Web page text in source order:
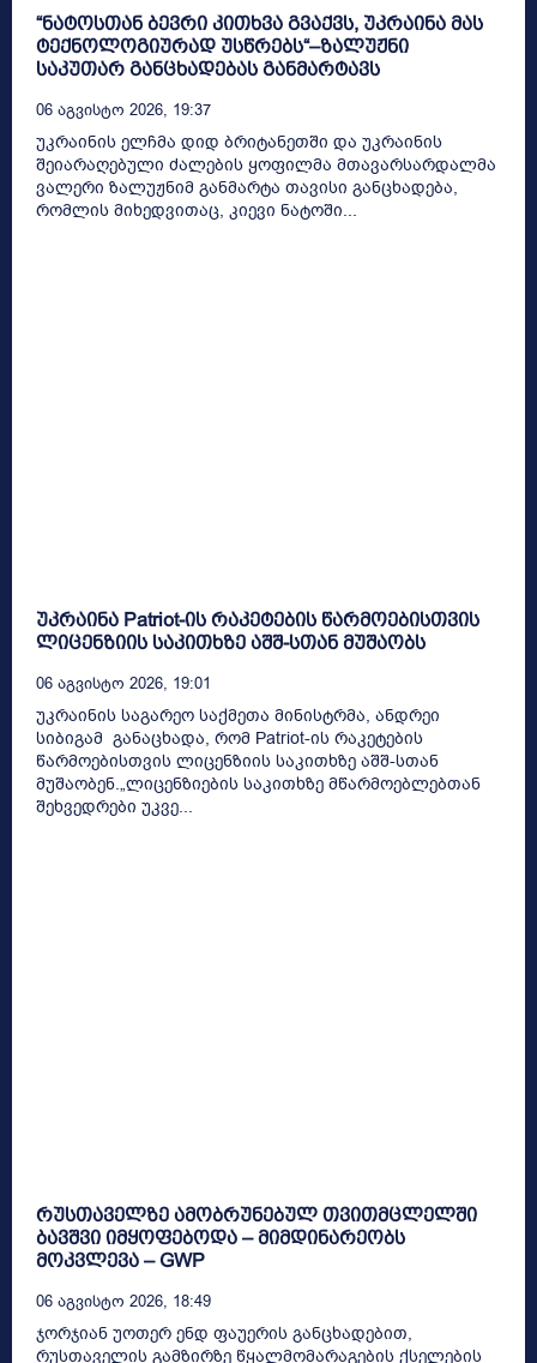
“ნატოსთან ბევრი კითხვა გვაქვს, უკრაინა მას
ტექნოლოგიურად უსწრებს“–ზალუჟნი
საკუთარ განცხადებას განმარტავს
06 Აგვისტო 2026, 19:37
უკრაინის ელჩმა დიდ ბრიტანეთში და უკრაინის
შეიარაღებული ძალების ყოფილმა მთავარსარდალმა
ვალერი ზალუჟნიმ განმარტა თავისი განცხადება,
რომლის მიხედვითაც, კიევი ნატოში...
უკრაინა Patriot-ის რაკეტების წარმოებისთვის
ლიცენზიის საკითხზე აშშ-სთან მუშაობს
06 Აგვისტო 2026, 19:01
უკრაინის საგარეო საქმეთა მინისტრმა, ანდრეი
სიბიგამ განაცხადა, რომ Patriot-ის რაკეტების
წარმოებისთვის ლიცენზიის საკითხზე აშშ-სთან
მუშაობენ.„ლიცენზიების საკითხზე მწარმოებლებთან
შეხვედრები უკვე...
რუსთაველზე ამობრუნებულ თვითმცლელში
ბავშვი იმყოფებოდა – მიმდინარეობს
მოკვლევა – GWP
06 Აგვისტო 2026, 18:49
ჯორჯიან უოთერ ენდ ფაუერის განცხადებით,
რუსთაველის გამზირზე წყალმომარაგების ქსელების